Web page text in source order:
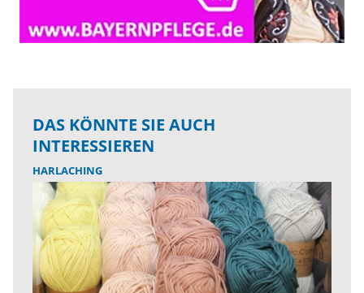
DAS KÖNNTE SIE AUCH
INTERESSIEREN
HARLACHING